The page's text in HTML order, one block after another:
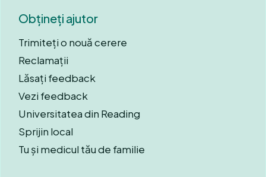
Obțineți ajutor
Trimiteți o nouă cerere
Reclamații
Lăsați feedback
Vezi feedback
Universitatea din Reading
Sprijin local
Tu și medicul tău de familie